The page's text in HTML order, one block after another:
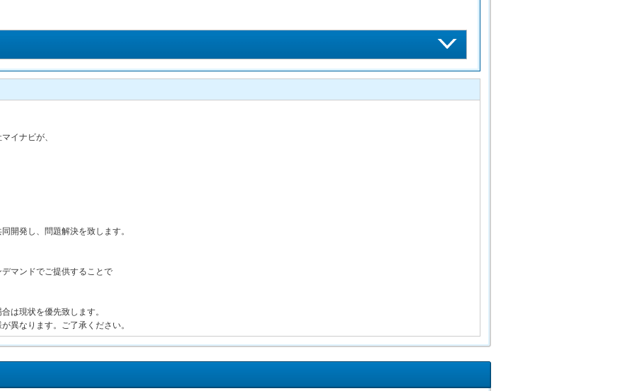
イナビが、
開発し、問題解決を致します。
マンドでご提供することで
は現状を優先致します。
異なります。ご了承ください。